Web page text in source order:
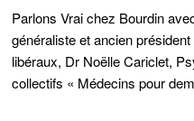
Parlons Vrai chez Bourdin
généraliste et ancien
libéraux, Dr Noëlle Cariclet,
collectifs « Médecins pour